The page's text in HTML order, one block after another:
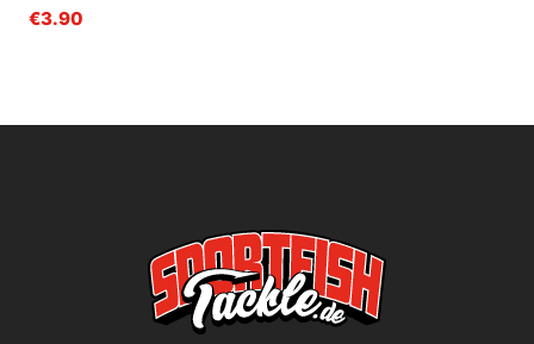
€3.90